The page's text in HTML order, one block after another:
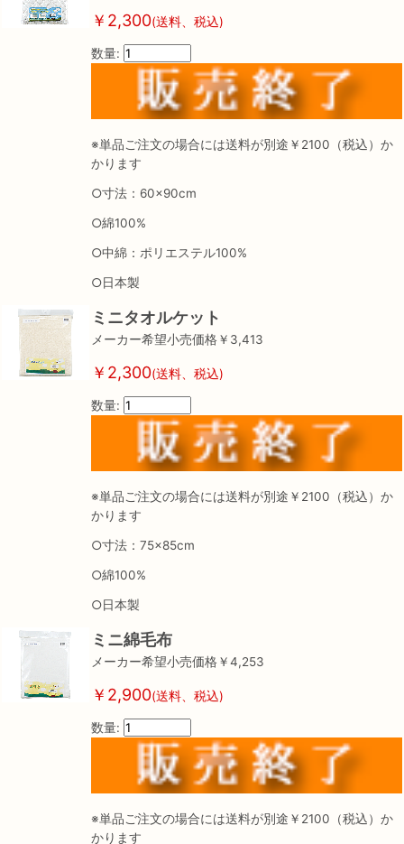
￥2,300(送料、税込)
数量:
※単品ご注文の場合には送料が別途￥2100（税込）か
かります
○寸法：60×90cm
○綿100%
○中綿：ポリエステル100%
○日本製
ミニタオルケット
メーカー希望小売価格￥3,413
￥2,300(送料、税込)
数量:
※単品ご注文の場合には送料が別途￥2100（税込）か
かります
○寸法：75×85cm
○綿100%
○日本製
ミニ綿毛布
メーカー希望小売価格￥4,253
￥2,900(送料、税込)
数量:
※単品ご注文の場合には送料が別途￥2100（税込）か
かります